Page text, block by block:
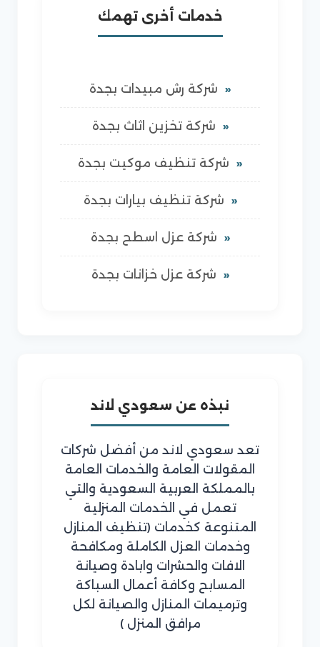
خدمات أخرى تهمك
شركة رش مبيدات بجدة
شركة تخزين اثاث بجدة
شركة تنظيف موكيت بجدة
شركة تنظيف بيارات بجدة
شركة عزل اسطح بجدة
شركة عزل خزانات بجدة
نبذه عن سعودي لاند
تعد سعودي لاند من أفضل شركات
المقولات العامة والخدمات العامة
بالمملكة العربية السعودية والتي
تعمل في الخدمات المنزلية
المتنوعة كخدمات (تنظيف المنازل
وخدمات العزل الكاملة ومكافحة
الافات والحشرات وابادة وصيانة
المسابح وكافة أعمال السباكة
وترميمات المنازل والصيانة لكل
مرافق المنزل )